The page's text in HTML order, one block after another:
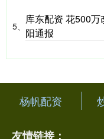
5、
库东配资 花500
阳通报
杨帆配资
友情链接：